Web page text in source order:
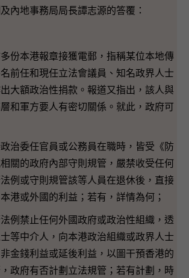
內地事務局局長譚志源的答覆：
本港報章接獲電郵，指稱某位本地傳
前任和現任立法會議員、知名政界人士
大額政治性捐款。報道又指出，該人與
和軍方要人有密切關係。就此，政府可
政治委任官員或公務員在職時，皆受《防
關的政府內部守則規管，嚴禁收受任何
例或守則規管該等人員在退休後，直接
港或外國的利益；若有，詳情為何；
法例禁止任何外國政府或政治性組織，透
等中介人，向本港政治組織或政界人士
金錢利益或延後利益，以圖干預香港的
政府有否計劃立法規管；若有計劃，時